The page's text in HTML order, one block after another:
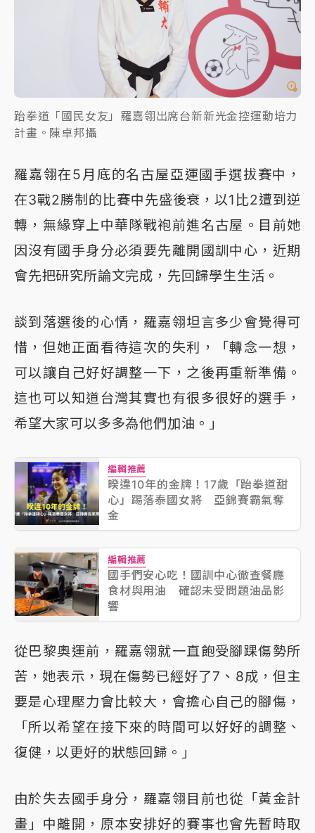
跆拳道「國民女友」羅嘉翎出席台新新光金控運動培力
計畫。陳卓邦攝
羅嘉翎在5月底的名古屋亞運國手選拔賽中，
在3戰2勝制的比賽中先盛後衰，以1比2遭到逆
轉，無緣穿上中華隊戰袍前進名古屋。目前她
因沒有國手身分必須要先離開國訓中心，近期
會先把研究所論文完成，先回歸學生生活。
談到落選後的心情，羅嘉翎坦言多少會覺得可
惜，但她正面看待這次的失利，「轉念一想，
可以讓自己好好調整一下，之後再重新準備。
這也可以知道台灣其實也有很多很好的選手，
希望大家可以多多為他們加油。」
編輯推薦
暌違10年的金牌！17歲「跆拳道甜
心」踢落泰國女將 亞錦賽霸氣奪
金
編輯推薦
國手們安心吃！國訓中心徹查餐廳
食材與用油 確認未受問題油品影
響
從巴黎奧運前，羅嘉翎就一直飽受腳踝傷勢所
苦，她表示，現在傷勢已經好了7、8成，但主
要是心理壓力會比較大，會擔心自己的腳傷，
「所以希望在接下來的時間可以好好的調整、
復健，以更好的狀態回歸。」
由於失去國手身分，羅嘉翎目前也從「黃金計
畫」中離開，原本安排好的賽事也會先暫時取